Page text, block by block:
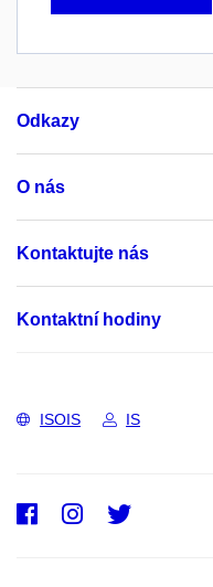
Odkazy
O nás
Kontaktujte nás
Kontaktní hodiny
ISOIS IS
Facebook
Instagram
Twitter